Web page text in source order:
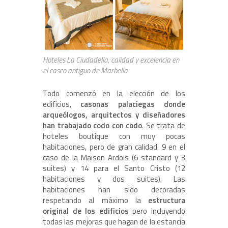
Hoteles La Ciudadella, calidad y excelencia en
el casco antiguo de Marbella
Todo comenzó en la elección de los
edificios, casonas palaciegas donde
arqueólogos, arquitectos y diseñadores
han trabajado codo con codo. Se trata de
hoteles boutique con muy pocas
habitaciones, pero de gran calidad. 9 en el
caso de la Maison Ardois (6 standard y 3
suites) y 14 para el Santo Cristo (12
habitaciones y dos suites). Las
habitaciones han sido decoradas
respetando al máximo la estructura
original de los edificios pero incluyendo
todas las mejoras que hagan de la estancia